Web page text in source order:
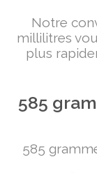
Notre
millilitres
plus
585
585